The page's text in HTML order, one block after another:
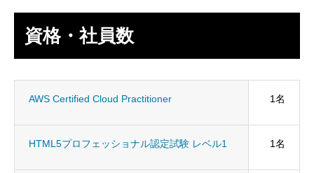
ITアウトソーシング事業
IT人材育成事業
その他の事業
資格・社員数
AWS Certified Cloud Practitioner 1名
HTML5プロフェッショナル認定試験 レベル1 1名